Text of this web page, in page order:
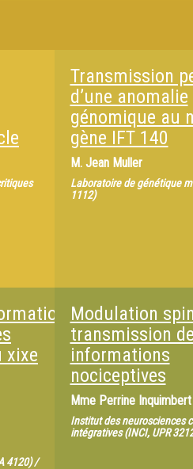
Transmission
d’une anomalie
génomique au
gène IFT 140
M. Jean Muller
Laboratoire de génétique
1112)
xixe
4120) /
Modulation
transmission
informations
nociceptives
Mme Perrine Inquimbert
Institut des neurosciences
intégratives (INCI, UPR